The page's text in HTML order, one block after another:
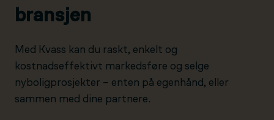
bransjen
Med Kvass kan du raskt, enkelt og
kostnadseffektivt markedsføre og selge
nyboligprosjekter – enten på egenhånd, eller
sammen med dine partnere.